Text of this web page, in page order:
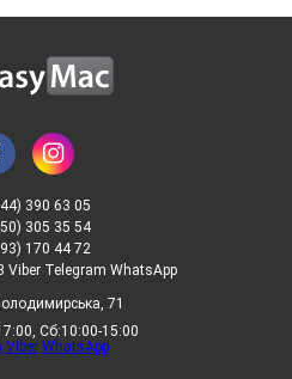
390 63 05
305 35 54
170 44 72
Viber Telegram WhatsApp
71
Сб:10:00-15:00
Viber WhatsApp